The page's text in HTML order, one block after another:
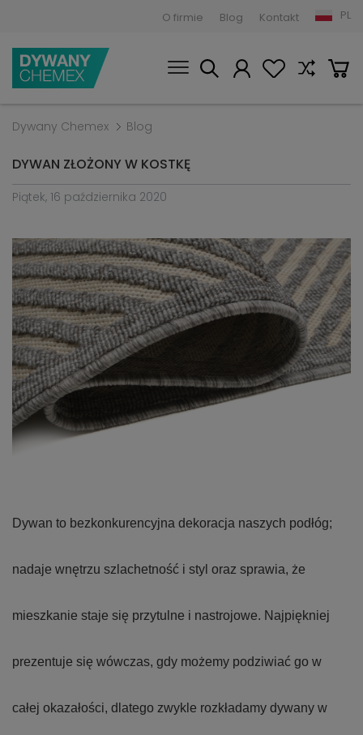
O firmie Blog Kontakt PL
Dywany Chemex Blog
DYWAN ZŁOŻONY W KOSTKĘ
Piątek, 16 października 2020
Dywan to bezkonkurencyjna dekoracja naszych podłóg;
nadaje wnętrzu szlachetność i styl oraz sprawia, że
mieszkanie staje się przytulne i nastrojowe. Najpiękniej
prezentuje się wówczas, gdy możemy podziwiać go w
całej okazałości, dlatego zwykle rozkładamy dywany w